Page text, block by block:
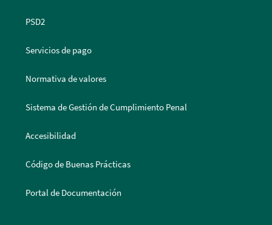
PSD2
Servicios de pago
Normativa de valores
Sistema de Gestión de Cumplimiento Penal
Accesibilidad
Código de Buenas Prácticas
Portal de Documentación